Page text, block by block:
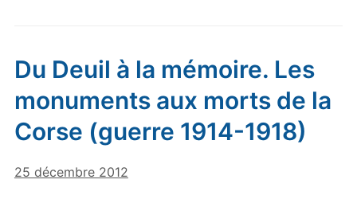
Du Deuil à la mémoire. Les
monuments aux morts de la
Corse (guerre 1914-1918)
25 décembre 2012